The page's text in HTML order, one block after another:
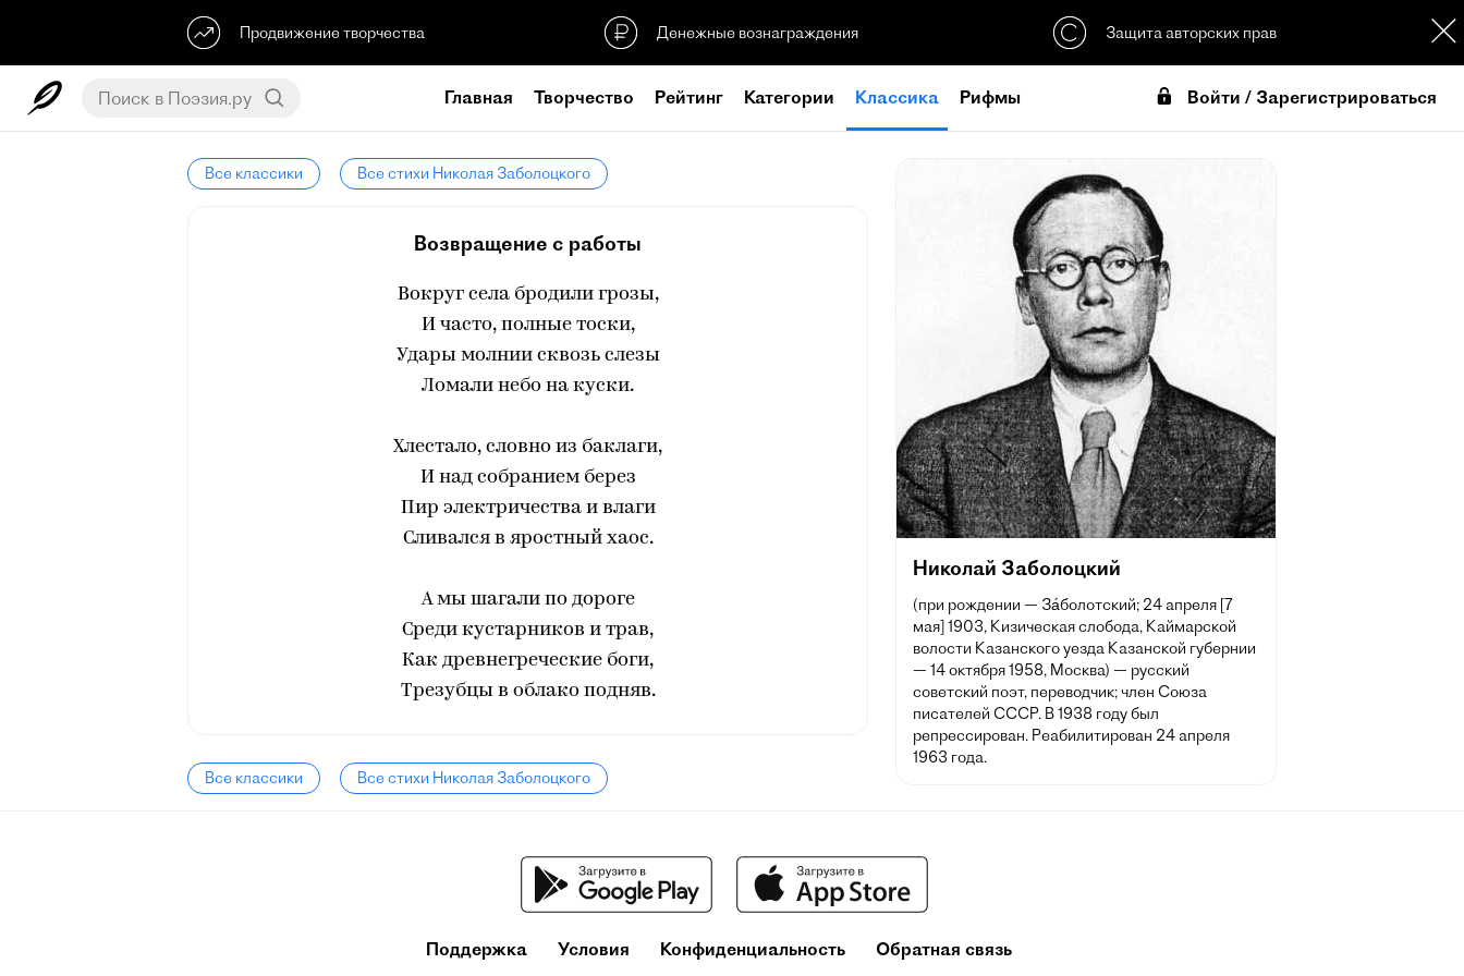
Продвижение творчества Денежные вознаграждения Защита авторских прав
Главная Творчество Рейтинг Категории Классика Рифмы Войти / Зарегистрироваться
Все классики Все стихи Николая Заболоцкого
Возвращение с работы
Вокруг села бродили грозы,
И часто, полные тоски,
Удары молнии сквозь слезы
Ломали небо на куски.
Хлестало, словно из баклаги,
И над собранием берез
Пир электричества и влаги
Сливался в яростный хаос.
А мы шагали по дороге
Среди кустарников и трав,
Как древнегреческие боги,
Трезубцы в облако подняв.
Все классики Все стихи Николая Заболоцкого
Николай Заболоцкий
(при рождении — За́болотский; 24 апреля [7
мая] 1903, Кизическая слобода, Каймарской
волости Казанского уезда Казанской губернии
— 14 октября 1958, Москва) — русский
советский поэт, переводчик; член Союза
писателей СССР. В 1938 году был
репрессирован. Реабилитирован 24 апреля
1963 года.
Поддержка Условия Конфиденциальность Обратная связь